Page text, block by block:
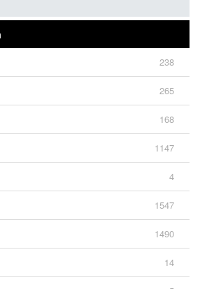
238
265
168
1147
4
1547
1490
14